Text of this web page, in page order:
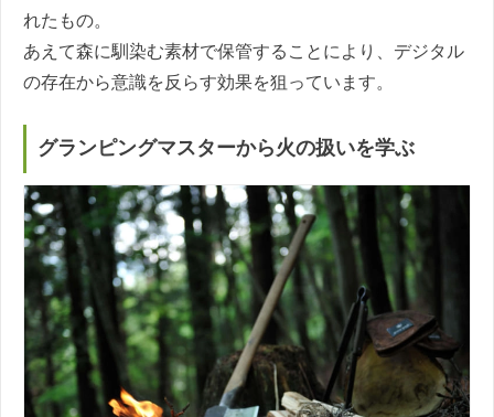
れたもの。
あえて森に馴染む素材で保管することにより、デジタル
の存在から意識を反らす効果を狙っています。
グランピングマスターから火の扱いを学ぶ